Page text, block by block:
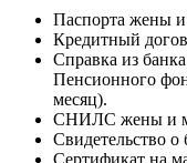
Паспорта жены
Кредитный
Справка из
Пенсионного
месяц).
СНИЛС жены и
Свидетельство о